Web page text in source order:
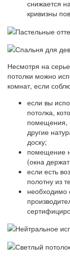
снижается
кривизны
Несмотря на
потолки можно
комнат, если
если вы
потолка,
помещения,
другие
доску;
помещение
(окна
если есть
полотну из
необходимо